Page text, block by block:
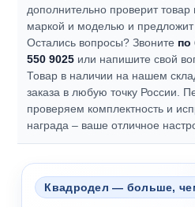
дополнительно проверит
маркой и моделью и предложит
Остались вопросы? Звоните по
550 9025 или напишите свой
Товар в наличии на нашем
заказа в любую точку России.
проверяем комплектность и
награда – ваше отличное
Квадродел — больше,